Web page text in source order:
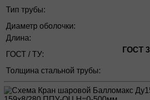
Тип трубы:
Диаметр оболочки:
Длина:
ГОСТ / ТУ:
ГОСТ
Толщина стальной трубы: